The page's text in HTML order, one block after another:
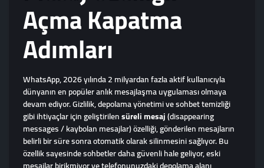
Açma Kapatma
Adımları
WhatsApp, 2026 yılında 2 milyardan fazla aktif kullanıcıyla
dünyanın en popüler anlık mesajlaşma uygulaması olmaya
devam ediyor. Gizlilik, depolama yönetimi ve sohbet temizliği
gibi ihtiyaçlar için geliştirilensüreli mesaj(disappearing
messages / kaybolan mesajlar) özelliği, gönderilen mesajların
belirli bir süre sonra otomatik olarak silinmesini sağlıyor. Bu
özellik sayesinde sohbetler daha güvenli hale geliyor, eski